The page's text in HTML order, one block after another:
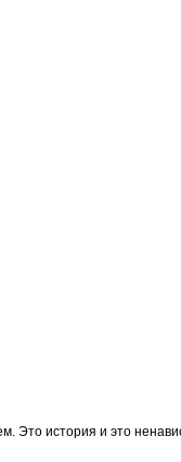
Это история и это